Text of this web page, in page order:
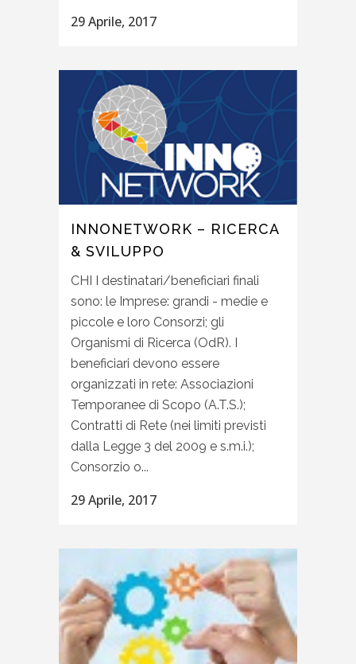
29 Aprile, 2017
INNONETWORK – RICERCA
& SVILUPPO
CHI I destinatari/beneficiari finali
sono: le Imprese: grandi - medie e
piccole e loro Consorzi; gli
Organismi di Ricerca (OdR). I
beneficiari devono essere
organizzati in rete: Associazioni
Temporanee di Scopo (A.T.S.);
Contratti di Rete (nei limiti previsti
dalla Legge 3 del 2009 e s.m.i.);
Consorzio o...
29 Aprile, 2017